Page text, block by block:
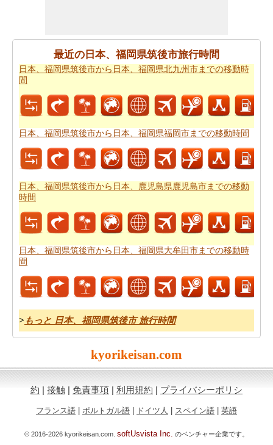
日本、福岡県筑後市から日本、鹿児島県鹿児島市までの
する方法については、旅行の要約を取得します。
あなたはいつも道路で旅行中に多くの時間を費やすこと
はできません。あなたは飛行機で行く方が良いかもしれ
ません。日本、福岡県筑後市から日本、鹿児島県鹿児島
新しい場所に行くの後、あなたの目的地へのルートを知
ることが重要です。場合はルートを認識していません、
市までの道路ルートプランをチェックすることができま
燃料費は、道路の旅行を計画する際に考慮すべきもう一
つの重要な要因であります。日本、福岡県筑後市から日
本、鹿児島県鹿児島市までの旅行の費用
か。
最近の日本、福岡県筑後市旅行時間
日本、福岡県筑後市から日本、福岡県北九州市までの移動時
間
日本、福岡県筑後市から日本、福岡県福岡市までの移動時間
日本、福岡県筑後市から日本、鹿児島県鹿児島市までの移動
時間
日本、福岡県筑後市から日本、福岡県大牟田市までの移動時
間
> もっと 日本、福岡県筑後市 旅行時間
kyorikeisan.com
約 | 接触 | 免責事項 | 利用規約 | プライバシーポリシ
フランス語 | ポルトガル語 | ドイツ人 | スペイン語 | 英語
© 2016-2026 kyorikeisan.com. softUsvista Inc. のベンチャー企業です。